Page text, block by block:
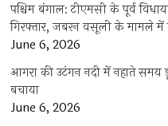
पश्चिम बंगाल: टीएमसी के पूर्व
गिरफ्तार, जबरन वसूली के मामले में
June 6, 2026
आगरा की उटंगन नदी में नहाते समय
बचाया
June 6, 2026